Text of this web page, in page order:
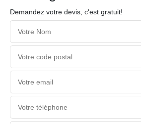
Demandez votre devis, c'est gratuit!